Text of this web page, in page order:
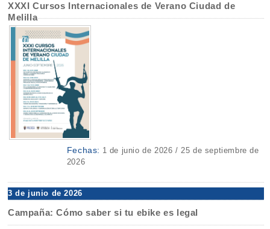
XXXI Cursos Internacionales de Verano Ciudad de
Melilla
Fechas: 1 de junio de 2026 / 25 de septiembre de
2026
3 de junio de 2026
Campaña: Cómo saber si tu ebike es legal